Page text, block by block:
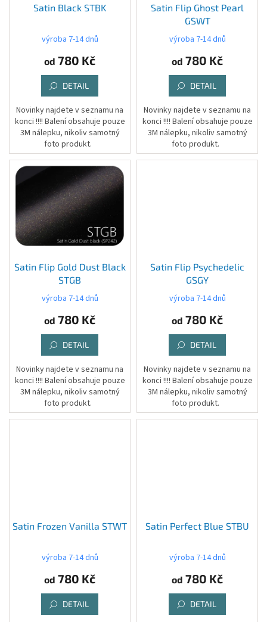
Satin Black STBK
výroba 7-14 dnů
od 780 Kč
DETAIL
Novinky najdete v seznamu na
konci !!!! Balení obsahuje pouze
3M nálepku, nikoliv samotný
foto produkt.
Satin Flip Ghost Pearl
GSWT
výroba 7-14 dnů
od 780 Kč
DETAIL
Novinky najdete v seznamu na
konci !!!! Balení obsahuje pouze
3M nálepku, nikoliv samotný
foto produkt.
Satin Flip Gold Dust Black
STGB
výroba 7-14 dnů
od 780 Kč
DETAIL
Novinky najdete v seznamu na
konci !!!! Balení obsahuje pouze
3M nálepku, nikoliv samotný
foto produkt.
Satin Flip Psychedelic
GSGY
výroba 7-14 dnů
od 780 Kč
DETAIL
Novinky najdete v seznamu na
konci !!!! Balení obsahuje pouze
3M nálepku, nikoliv samotný
foto produkt.
Satin Frozen Vanilla STWT
výroba 7-14 dnů
od 780 Kč
DETAIL
Satin Perfect Blue STBU
výroba 7-14 dnů
od 780 Kč
DETAIL